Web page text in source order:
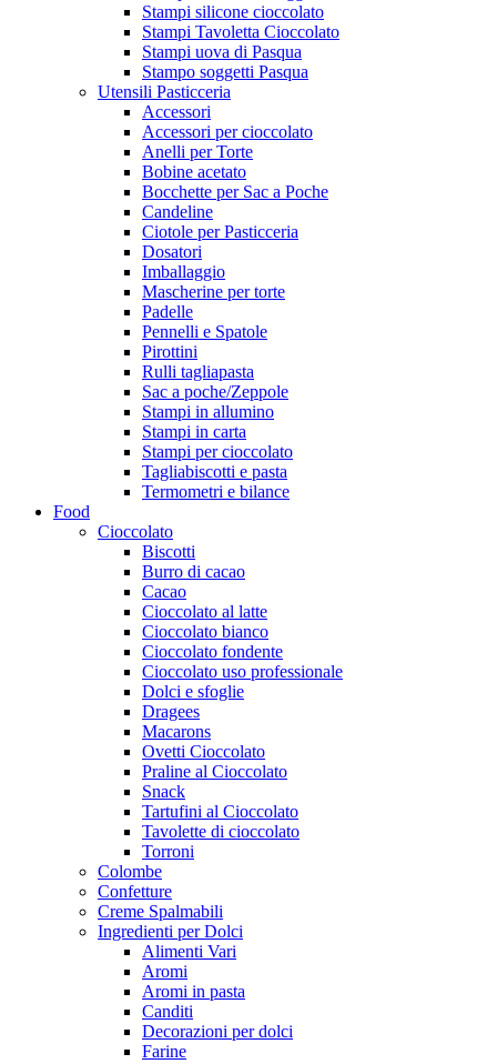
Stampi silicone cioccolato
Stampi Tavoletta Cioccolato
Stampi uova di Pasqua
Stampo soggetti Pasqua
Utensili Pasticceria
Accessori
Accessori per cioccolato
Anelli per Torte
Bobine acetato
Bocchette per Sac a Poche
Candeline
Ciotole per Pasticceria
Dosatori
Imballaggio
Mascherine per torte
Padelle
Pennelli e Spatole
Pirottini
Rulli tagliapasta
Sac a poche/Zeppole
Stampi in allumino
Stampi in carta
Stampi per cioccolato
Tagliabiscotti e pasta
Termometri e bilance
Food
Cioccolato
Biscotti
Burro di cacao
Cacao
Cioccolato al latte
Cioccolato bianco
Cioccolato fondente
Cioccolato uso professionale
Dolci e sfoglie
Dragees
Macarons
Ovetti Cioccolato
Praline al Cioccolato
Snack
Tartufini al Cioccolato
Tavolette di cioccolato
Torroni
Colombe
Confetture
Creme Spalmabili
Ingredienti per Dolci
Alimenti Vari
Aromi
Aromi in pasta
Canditi
Decorazioni per dolci
Farine